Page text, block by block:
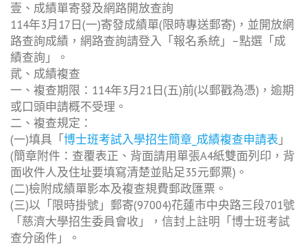
壹、成績單寄發及網路開放查詢
114年3月17日(一)寄發成績單(限時專送郵寄)，並開放網
路查詢成績，網路查詢請登入「報名系統」–點選「成
績查詢」。
貮、成績複查
一、複查期限：114年3月21日(五)前(以郵戳為憑)，逾期
或口頭申請概不受理。
二、複查規定：
(一)填具「博士班考試入學招生簡章_成績複查申請表 」
(簡章附件：查覆表正、背面請用單張A4紙雙面列印，背
面收件人及住址要填寫清楚並貼足35元郵票)。
(二)檢附成績單影本及複查規費郵政匯票。
(三)以「限時掛號」郵寄(97004)花蓮市中央路三段701號
「慈濟大學招生委員會收」，信封上註明「博士班考試
查分函件」。